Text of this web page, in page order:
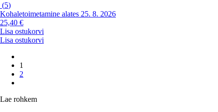
(5)
Kohaletoimetamine alates 25. 8. 2026
25,40 €
Lisa ostukorvi
Lisa ostukorvi
1
2
Lae rohkem